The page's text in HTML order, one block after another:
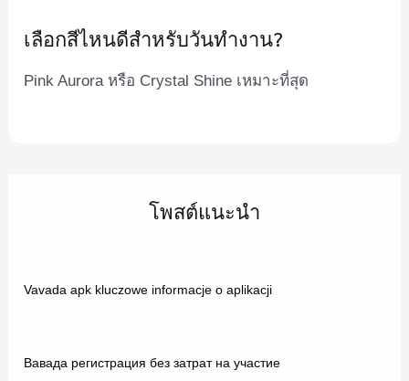
เลือกสีไหนดีสำหรับวันทำงาน?
Pink Aurora หรือ Crystal Shine เหมาะที่สุด
โพสต์แนะนำ
Vavada apk kluczowe informacje o aplikacji
Вавада регистрация без затрат на участие